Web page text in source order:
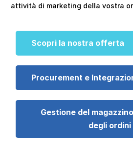
attività di marketing della vostra
Scopri la nostra offerta
Procurement e
Gestione del
degli ordini